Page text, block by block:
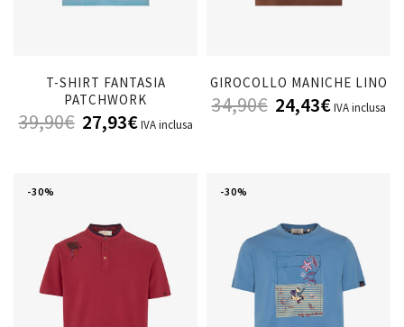
T-SHIRT FANTASIA
PATCHWORK
39,90€ 27,93€ IVA inclusa
GIROCOLLO MANICHE LINO
34,90€ 24,43€ IVA inclusa
-30% -30%